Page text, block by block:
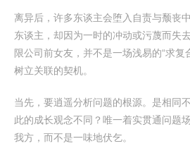
离异后，许多东谈主会堕入自责与颓丧
东谈主，却因为一时的冲动或污蔑而失
限公司前女友，并不是一场浅易的“求复
树立关联的契机。
当先，要逍遥分析问题的根源。是相同
此的成长观念不同？唯一着实贯通问题
我方，而不是一味地伏乞。